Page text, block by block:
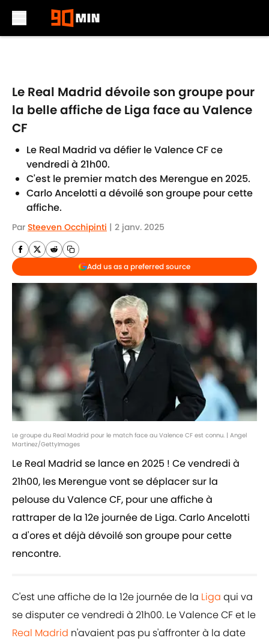
Le Real Madrid dévoile son groupe pour
la belle affiche de Liga face au Valence
CF
Le Real Madrid va défier le Valence CF ce
vendredi à 21h00.
C'est le premier match des Merengue en 2025.
Carlo Ancelotti a dévoilé son groupe pour cette
affiche.
Par Steeven Occhipinti | 2 janv. 2025
Add us as a preferred source
Le groupe du Real Madrid pour le match face au Valence CF est connu. | Angel
Martinez/GettyImages
Le Real Madrid se lance en 2025 ! Ce vendredi à
21h00, les Merengue vont se déplacer sur la
pelouse du Valence CF, pour une affiche à
rattraper de la 12e journée de Liga. Carlo Ancelotti
a d'ores et déjà dévoilé son groupe pour cette
rencontre.
C'est une affiche de la 12e journée de la Liga qui va
se disputer ce vendredi à 21h00. Le Valence CF et le
Real Madrid n'avaient pas pu s'affronter à la date